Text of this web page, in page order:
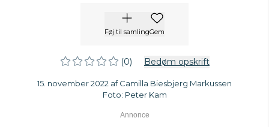
Føj til samlingGem
(0) Bedøm opskrift
15. november 2022 af Camilla Biesbjerg Markussen
Foto: Peter Kam